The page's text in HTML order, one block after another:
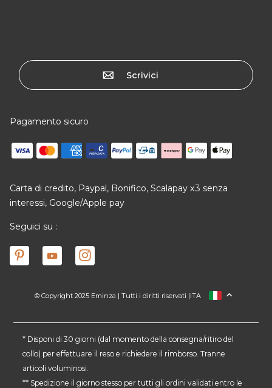
Scrivici
Pagamento sicuro
Carta di credito, Paypal, Bonifico, Scalapay x3 senza
interessi, Google/Apple pay
Seguici su :
© Copyright 2025 Eminza | Tutti i diritti riservati |
FRANCIA
GERMANIA
PAESI BASSI
ITA
* Disponi di 30 giorni (dal momento della consegna/ritiro del
collo) per effettuare il reso e richiedere il rimborso. Tranne
articoli voluminosi.
** Spedizione il giorno stesso per tutti gli ordini validati entro le